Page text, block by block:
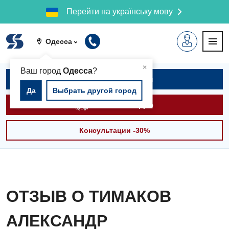
Перейти на українську мову
Одесса
×
Ваш город Одесса?
Да Выбрать другой город
Записаться на приём
Вызвать скорую
Консультации -30%
ОТЗЫВ О ТИМАКОВ
АЛЕКСАНДР